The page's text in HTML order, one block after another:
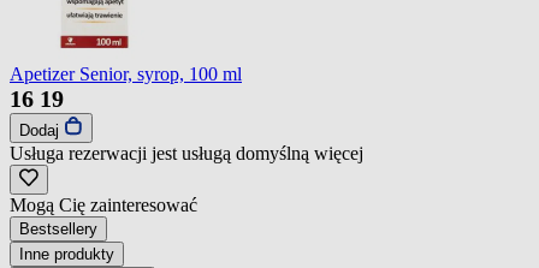
Apetizer Senior, syrop, 100 ml
16 19
Dodaj
Usługa rezerwacji jest usługą domyślną więcej
Mogą Cię zainteresować
Bestsellery
Inne produkty